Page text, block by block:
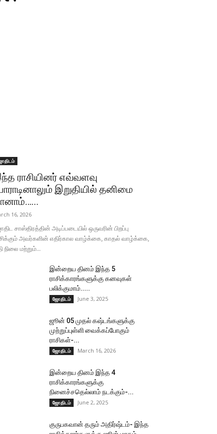
ராசியினர் எவ்வளவு
இறுதியில் தனிமை
16, 2026
சாஸ்திரத்தின் அடிப்படையில் ஒருவரின் பிறப்பு
அவர்களின் எதிர்கால வாழ்க்கை, காதல் வாழ்க்கை,
நிலை மற்றும்...
இன்றைய தினம் இந்த 5
ராசிக்காரங்களுக்கு கனவுகள்
பலிக்குமாம்.....
ஜோதிடம் June 3, 2025
ஜூன் 05 முதல் கஷ்டங்களுக்கு
முற்றுப்புள்ளி வைக்கப்போகும்
ராசிகள்-...
ஜோதிடம் March 16, 2026
இன்றைய தினம் இந்த 4
ராசிக்காரங்களுக்கு
நினைச்சதெல்லாம் நடக்கும்-...
ஜோதிடம் June 2, 2025
குருபகவான் தரும் அதிர்ஷ்டம்- இந்த